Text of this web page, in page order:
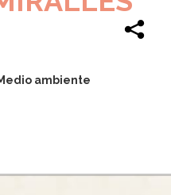
ambiente